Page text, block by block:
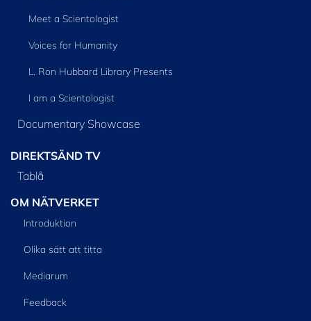
Meet a Scientologist
Voices for Humanity
L. Ron Hubbard Library Presents
I am a Scientologist
Documentary Showcase
DIREKTSÄND TV
Tablå
OM NÄTVERKET
Introduktion
Olika sätt att titta
Mediarum
Feedback